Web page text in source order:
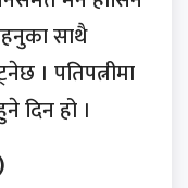
साथै
। पतिपत्नीमा
दिन हो ।